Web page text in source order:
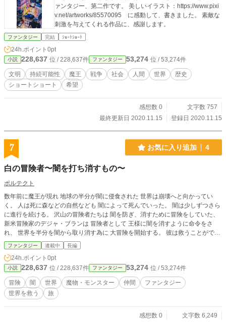
ァンタジー、第二作です。 美しいイラスト：https://www.pixi
v.net/artworks/85570095 に感動して、書きました。 素敵な
刺激を与えてくれる作品に、感謝します。
ファンタジー 完結 ｼｮｰﾄｼｮｰﾄ
24h.ポイント 0pt
小説 228,637 位 / 228,637件 ファンタジー 53,274 位 / 53,274件
文明 持続可能性 魔王 戦争 社会 人間 世界
歴史
ショートショート
希望
感想数 0
文字数 757
最終更新日 2020.11.15
登録日 2020.11.15
7 お気に入り追加 4
白の冒険者〜闇を打ち消すもの〜
ポルテクト
数年前に魔王が現れ 地球の半分が闇に侵食された 世界は崩壊へと向かってい
く。 人は死に森などの自然なども 闇によって死んでいった。 闇は少しずつさら
に進行を続ける。 沢山の冒険者たちは 闇を防ぎ、消すために冒険をしていた、
新米冒険家のデジャ・ブランは 冒険者として 王様に闇を消すように命令をさ
れ、 世界を半分を闇から取り消す為に 大冒険を開始する。 彼は救うことができ
るのだろうか
ファンタジー 連載中 長編
24h.ポイント 0pt
小説 228,637 位 / 228,637件 ファンタジー 53,274 位 / 53,274件
冒険 闇 世界 魔物・モンスター 仲間
ファンタジー
世界を救う
旅
感想数 0 文字数 6,249